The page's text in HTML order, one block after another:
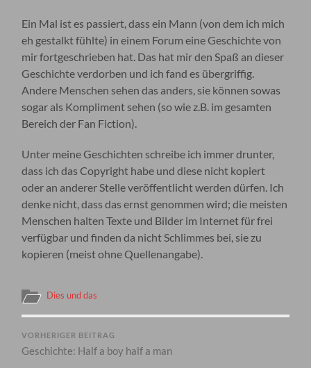
Ein Mal ist es passiert, dass ein Mann (von dem ich mich
eh gestalkt fühlte) in einem Forum eine Geschichte von
mir fortgeschrieben hat. Das hat mir den Spaß an dieser
Geschichte verdorben und ich fand es übergriffig.
Andere Menschen sehen das anders, sie können sowas
sogar als Kompliment sehen (so wie z.B. im gesamten
Bereich der Fan Fiction).
Unter meine Geschichten schreibe ich immer drunter,
dass ich das Copyright habe und diese nicht kopiert
oder an anderer Stelle veröffentlicht werden dürfen. Ich
denke nicht, dass das ernst genommen wird; die meisten
Menschen halten Texte und Bilder im Internet für frei
verfügbar und finden da nicht Schlimmes bei, sie zu
kopieren (meist ohne Quellenangabe).
Dies und das
VORHERIGER BEITRAG
Geschichte: Half a boy half a man